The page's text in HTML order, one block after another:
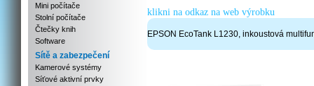
Mini počítače
Stolní počítače
Čtečky knih
Software
Sítě a zabezpečení
Kamerové systémy
Síťové aktivní prvky
klikni na odkaz na web výrobku
EPSON EcoTank L1230, inkoustová